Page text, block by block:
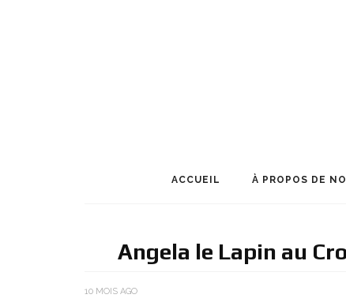
ACCUEIL À PROPOS DE
Angela le Lapin au
10 MOIS AGO